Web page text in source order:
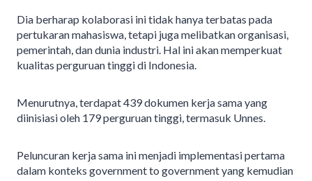
Dia berharap kolaborasi ini tidak hanya terbatas pada
pertukaran mahasiswa, tetapi juga melibatkan organisasi,
pemerintah, dan dunia industri. Hal ini akan memperkuat
kualitas perguruan tinggi di Indonesia.
Menurutnya, terdapat 439 dokumen kerja sama yang
diinisiasi oleh 179 perguruan tinggi, termasuk Unnes.
Peluncuran kerja sama ini menjadi implementasi pertama
dalam konteks government to government yang kemudian